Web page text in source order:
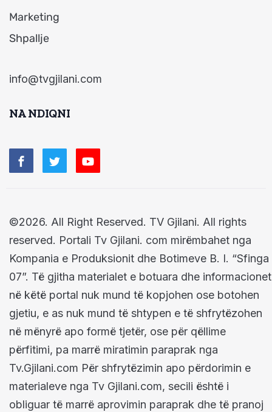
Marketing
Shpallje
info@tvgjilani.com
NA NDIQNI
©2026. All Right Reserved. TV Gjilani. All rights
reserved. Portali Tv Gjilani. com mirëmbahet nga
Kompania e Produksionit dhe Botimeve B. I. “Sfinga
07”. Të gjitha materialet e botuara dhe informacionet
në këtë portal nuk mund të kopjohen ose botohen
gjetiu, e as nuk mund të shtypen e të shfrytëzohen
në mënyrë apo formë tjetër, ose për qëllime
përfitimi, pa marrë miratimin paraprak nga
Tv.Gjilani.com Për shfrytëzimin apo përdorimin e
materialeve nga Tv Gjilani.com, secili është i
obliguar të marrë aprovimin paraprak dhe të pranoj